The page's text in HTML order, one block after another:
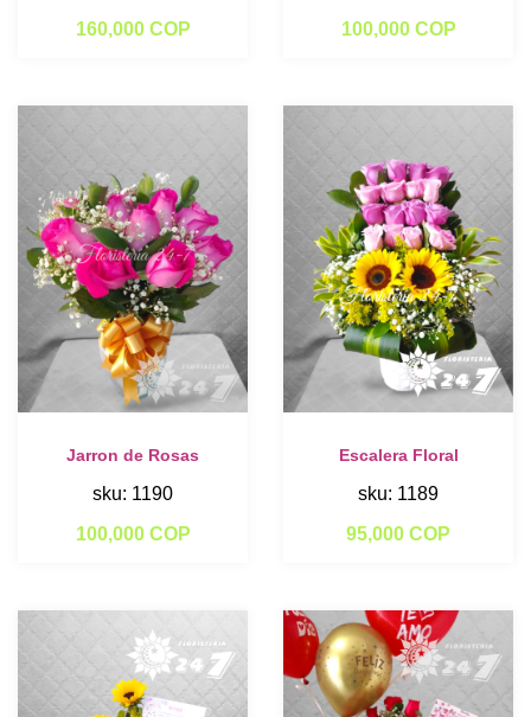
160,000 COP
100,000 COP
Jarron de Rosas
sku: 1190
100,000 COP
Escalera Floral
sku: 1189
95,000 COP